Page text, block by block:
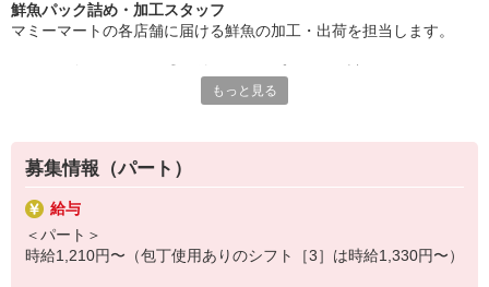
フリーター、主婦・主夫、ブランクある方など歓迎！
Wワーク・扶養範囲内勤務OK！
鮮魚の経験がなくても大丈夫。
まずはお気軽にご応募ください。
鮮魚パック詰め・加工スタッフ
マミーマートの各店舗に届ける鮮魚の加工・出荷を担当します。
※シフト［3］は包丁を使った加工業務あり（時給1,330円〜）
※シフト［1］［2］は包丁を使わない作業が中心です
・2026年春オープンの新しい施設できれいな作業場です
もっと見る
募集情報（パート）
給与
＜パート＞
時給1,210円〜（包丁使用ありのシフト［3］は時給1,330円〜）